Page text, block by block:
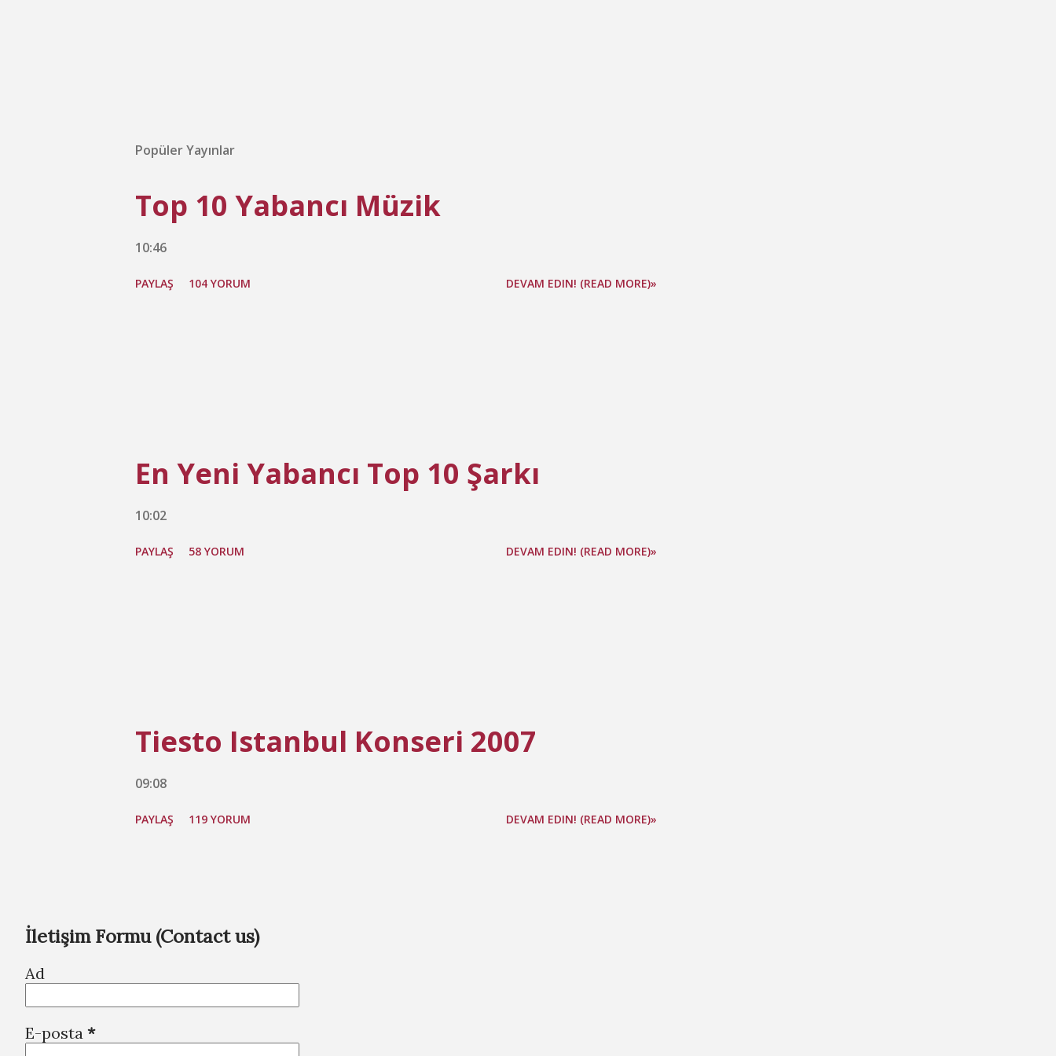
Popüler Yayınlar
Top 10 Yabancı Müzik
10:46
PAYLAŞ 104 YORUM DEVAM EDIN! (READ MORE)»
En Yeni Yabancı Top 10 Şarkı
10:02
PAYLAŞ 58 YORUM DEVAM EDIN! (READ MORE)»
Tiesto Istanbul Konseri 2007
09:08
PAYLAŞ 119 YORUM DEVAM EDIN! (READ MORE)»
İletişim Formu (Contact us)
Ad
E-posta *